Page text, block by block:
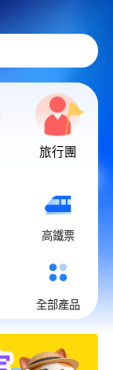
旅行團
高鐵票
全部產品